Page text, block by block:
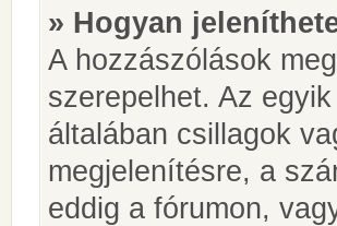
» Hogyan
A hozzászólások
szerepelhet. Az
általában csillagok
megjelenítésre, a
eddig a fórumon,